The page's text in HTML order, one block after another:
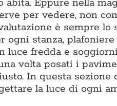
abita. Eppure nella
per vedere, non
è sempre
stanza,
luce fredda e
volta posati i
In questa sezione
la luce di ogni